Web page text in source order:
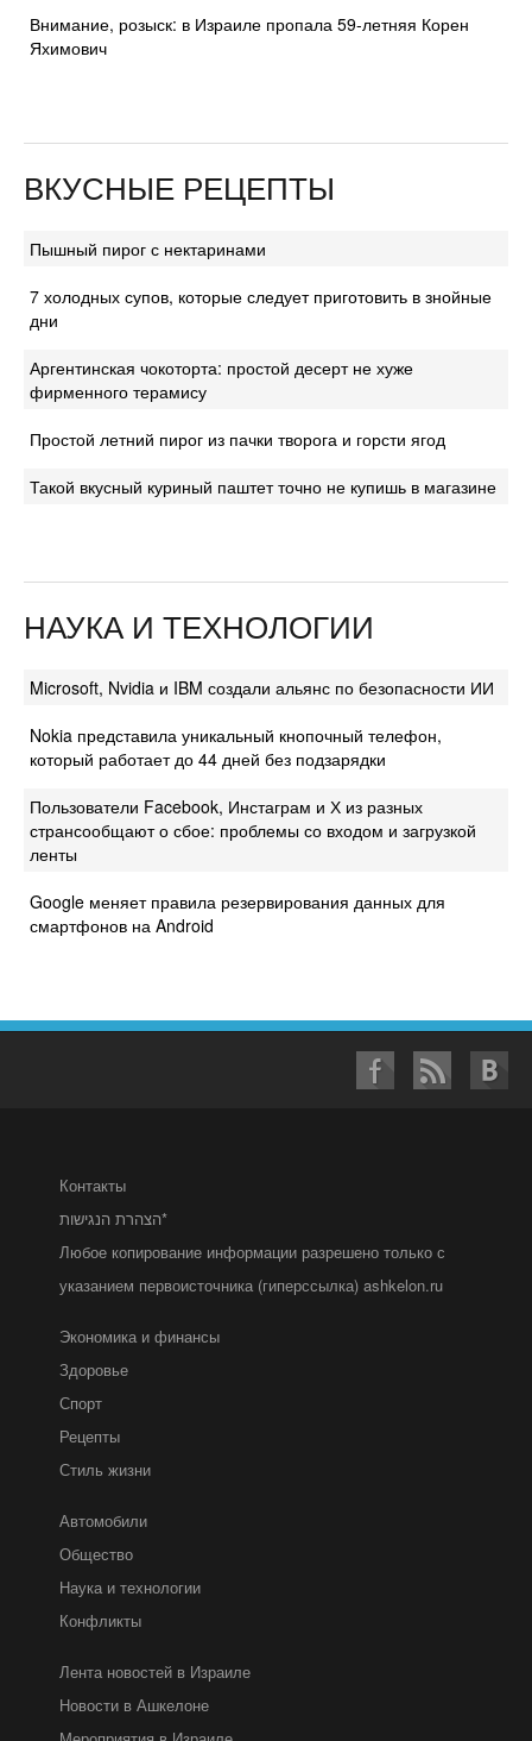
Внимание, розыск: в Израиле пропала 59-летняя Корен
Яхимович
ВКУСНЫЕ РЕЦЕПТЫ
Пышный пирог с нектаринами
7 холодных супов, которые следует приготовить в знойные
дни
Аргентинская чокоторта: простой десерт не хуже
фирменного терамису
Простой летний пирог из пачки творога и горсти ягод
Такой вкусный куриный паштет точно не купишь в магазине
НАУКА И ТЕХНОЛОГИИ
Microsoft, Nvidia и IBM создали альянс по безопасности ИИ
Nokia представила уникальный кнопочный телефон,
который работает до 44 дней без подзарядки
Пользователи Facebook, Инстаграм и Х из разных
странсообщают о сбое: проблемы со входом и загрузкой
ленты
Google меняет правила резервирования данных для
смартфонов на Android
Контакты
הצהרת הנגישות*
Любое копирование информации разрешено только с
указанием первоисточника (гиперссылка) ashkelon.ru
Экономика и финансы
Здоровье
Спорт
Рецепты
Стиль жизни
Автомобили
Общество
Наука и технологии
Конфликты
Лента новостей в Израиле
Новости в Ашкелоне